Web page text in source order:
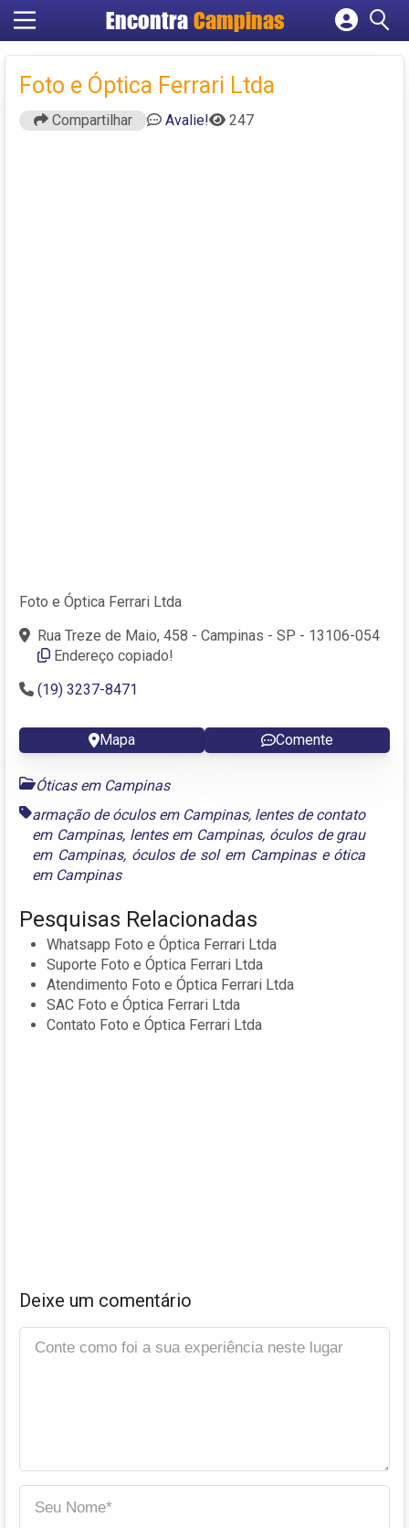
Encontra Campinas
Cadastrar empresa
Criar conta
Foto e Óptica Ferrari Ltda
Compartilhar Avalie! 247
Foto e Óptica Ferrari Ltda
Rua Treze de Maio, 458 - Campinas - SP - 13106-054
Endereço copiado!
(19) 3237-8471
Mapa Comente
Óticas em Campinas
armação de óculos em Campinas, lentes de contato
em Campinas, lentes em Campinas, óculos de grau
em Campinas, óculos de sol em Campinase ótica
em Campinas
Pesquisas Relacionadas
Whatsapp Foto e Óptica Ferrari Ltda
Suporte Foto e Óptica Ferrari Ltda
Atendimento Foto e Óptica Ferrari Ltda
SAC Foto e Óptica Ferrari Ltda
Contato Foto e Óptica Ferrari Ltda
Deixe um comentário